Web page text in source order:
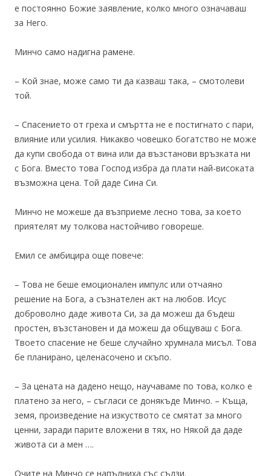
е постоянно Божие заявление, колко много означаваш
за Него.
Минчо само надигна рамене.
– Кой знае, може само ти да казваш така, – смотолеви
той.
– Спасението от греха и смъртта не е постигнато с пари,
влияние или усилия. Никакво човешко богатство не може
да купи свобода от вина или да възстанови връзката ни
с Бога. Вместо това Господ избра да плати най-високата
възможна цена. Той даде Сина Си.
Минчо не можеше да възприеме лесно това, за което
приятелят му толкова настойчиво говореше.
Емил се амбицира още повече:
– Това не беше емоционален импулс или отчаяно
решение на Бога, а съзнателен акт на любов. Исус
доброволно даде живота Си, за да можеш да бъдеш
простен, възстановен и да можеш да общуваш с Бога.
Твоето спасение не беше случайно хрумнала мисъл. Това
бе планирано, целенасочено и скъпо.
– За цената на дадено нещо, научаваме по това, колко е
платено за него, – съгласи се донякъде Минчо. – Къща,
земя, произведение на изкуството се смятат за много
ценни, заради парите вложени в тях, но Някой да даде
живота си а мен ….
Очите на Минчо се напълниха със сълзи.